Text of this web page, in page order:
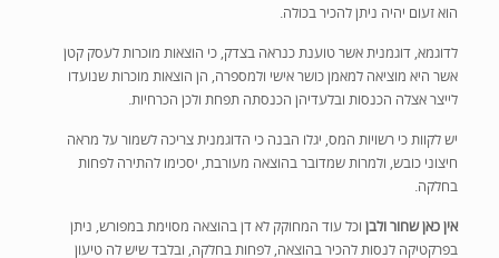
הוא זעום יהיה ניתן להכיר בכולה.
לדוגמא, דוגמנית אשר טוענת כנראה בצדק, כי הוצאות מוכרות לעסק קטן
אשר היא מוציאה למאמן כושר אישי ולמספרה, הן הוצאות מוכרות שנועדו
לייצר אצלה הכנסות ובלעדיהן הכנסתה תפחת ולכן הכרחיות.
יש לקוות כי רשויות המס, יגלו הבנה כי הדוגמנית צריכה לשמור על מראה
חיצוני כובש, ולמרות שמדובר בהוצאה מעורבת, יסכימו להתירה לפחות
בחלקה.
אין כאן שחור ולבן וכל עוד המחוקק לא דן בהוצאה מסוימת במפורש, ניתן
בפרקטיקהלנסות להכיר בהוצאה, לפחות בחלקה, ובלבד שיש לה טיעון